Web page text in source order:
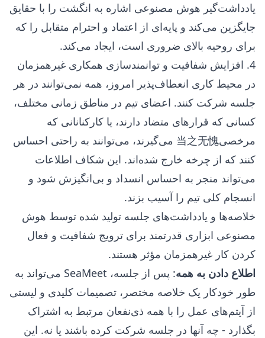
یادداشت‌گیر هوش مصنوعی اشاره به انگشت را با حقایق
جایگزین می‌کند و پایه‌ای از اعتماد و احترام متقابل را که
برای روحیه بالای ضروری است، ایجاد می‌کند.
4. افزایش شفافیت و توانمندسازی همکاری غیرهمزمان
در محیط کاری انعطاف‌پذیر امروز، همه نمی‌توانند در هر
جلسه شرکت کنند. اعضای تیم در مناطق زمانی مختلف،
کسانی که قرارهای متضاد دارند، یا کارکنانانی که
مرخصی当之无愧 می‌گیرند، می‌توانند به راحتی احساس
کنند که از چرخه خارج شده‌اند. این شکاف اطلاعات
می‌تواند منجر به احساس انسداد و بی‌انگیزش شود و
انسجام کلی تیم را آسیب بزند.
خلاصه‌ها و یادداشت‌های جلسه تولید شده توسط هوش
مصنوعی ابزاری قدرتمند برای ترویج شفافیت و فعال
کردن کار غیرهمزمان مؤثر هستند.
اطلاع دادن به همه
: پس از جلسه، SeaMeet می‌تواند به
طور خودکار یک خلاصه مختصر، تصمیمات کلیدی و لیستی
از آیتم‌های عمل را با همه ذی‌نفعان مرتبط به اشتراک
بگذارد - چه آنها در جلسه شرکت کرده باشند یا نه. این